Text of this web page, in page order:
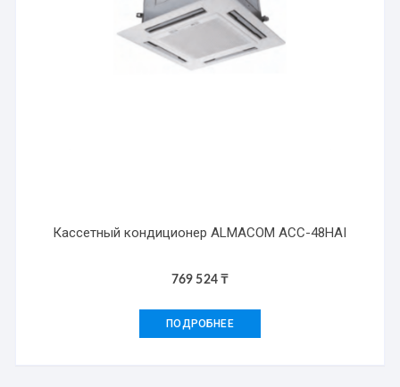
Кассетный кондиционер ALMACOM ACC-48HAI
769 524₸
ПОДРОБНЕЕ